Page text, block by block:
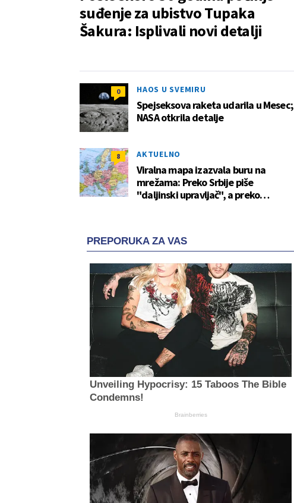
suđenje za ubistvo Tupaka
Šakura: Isplivali novi detalji
0 HAOS U SVEMIRU
Spejseksova raketa udarila u Mesec;
NASA otkrila detalje
8 AKTUELNO
Viralna mapa izazvala buru na
mrežama: Preko Srbije piše
"daljinski upravljač", a preko
PREPORUKA ZA VAS
Unveiling Hypocrisy: 15 Taboos The Bible
Condemns!
Brainberries